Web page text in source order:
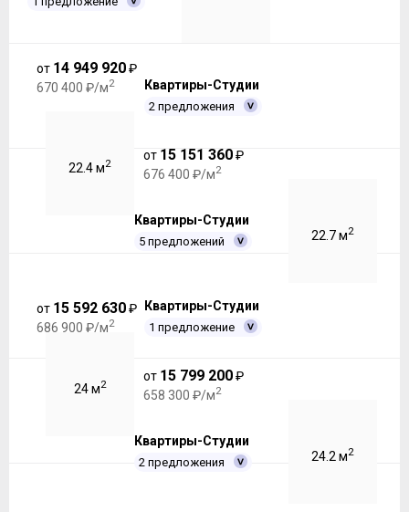
от 14 949 920₽
670 400 ₽/м2 Квартиры-Студии
2 предложения
22.4 м2
от 15 151 360₽
676 400 ₽/м2
Квартиры-Студии
5 предложений 22.7 м2
от 15 592 630₽
686 900 ₽/м2
Квартиры-Студии
1 предложение
24 м2
от 15 799 200₽
658 300 ₽/м2
Квартиры-Студии
2 предложения 24.2 м2